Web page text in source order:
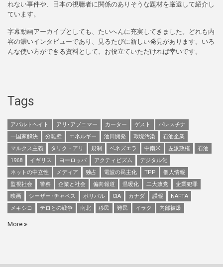
れない事件や、日本の視聴者に関係のありそうな題材を厳選して紹介し
ています。
字幕動画アーカイブとしても、たいへんに充実してきました。どれも内
容の濃いインタビューであり、見るたびに新しい発見があります。いろ
んな使い方ができる資料として、お役立ていただければ幸いです。
Tags
アパルトヘイト アリ･アブニマー カーター ゲスト
パレスチナ
一国家解決
分離壁 エネルギー 油田開発 環境汚染
石油企業
マルクス主義
タリク・アリ 規制 ベネズエラ 中南米 左派政権
石油
1968
イギリス ヨーロッパ アクティビズム
デジタル化
ネットの中立性
メディア 独占 電波の民主化 TPP
個人情報
監視社会
警察 企業と社会 偏向報道 温暖化 二大政党
企業犯罪
映画
シーザー･チャベス ボリバル CIA カナダ 諜報
NAFTA
メキシコ
テロとの戦争 南北 移民 難民 イラク 内部被爆
More